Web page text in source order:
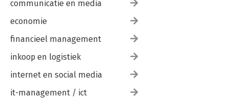
communicatie en media
economie
financieel management
inkoop en logistiek
internet en social media
it-management / ict